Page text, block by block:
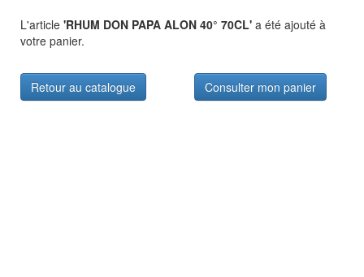
L'article 'RHUM DON PAPA ALON 40° 70CL' a été ajouté à
votre panier.
Retour au catalogue Consulter mon panier